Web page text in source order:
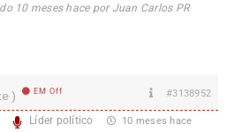
10 meses hace por Juan Carlos PR
EM Off #3138952
Líder político 10 meses hace